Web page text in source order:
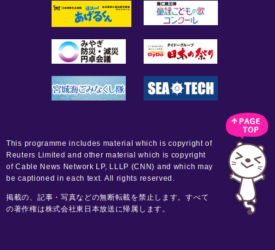
This programme includes material which is copyright of
Reuters Limited and other material which is copyright
of Cable News Network LP, LLLP (CNN) and which may
be captioned in each text. All rights reserved.
掲載の、記事・写真などの無断転載を禁止します。すべて
の著作権は株式会社東日本放送に帰属します。